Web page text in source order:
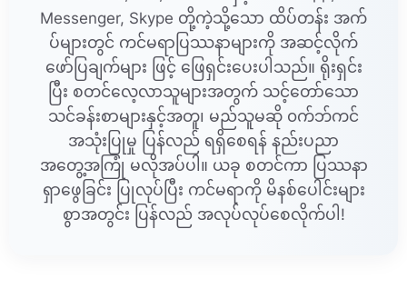
Messenger, Skype တို့ကဲ့သို့သော ထိပ်တန်း အက်
ပ်များတွင် ကင်မရာပြဿနာများကို အဆင့်လိုက်
ဖော်ပြချက်များ ဖြင့် ဖြေရှင်းပေးပါသည်။ ရိုးရှင်း
ပြီး စတင်လေ့လာသူများအတွက် သင့်တော်သော
သင်ခန်းစာများနှင့်အတူ၊ မည်သူမဆို ၀က်ဘ်ကင်
အသုံးပြုမှု ပြန်လည် ရရှိစေရန် နည်းပညာ
အတွေ့အကြုံ မလိုအပ်ပါ။ ယခု စတင်ကာ ပြဿနာ
ရှာဖွေခြင်း ပြုလုပ်ပြီး ကင်မရာကို မိနစ်ပေါင်းများ
စွာအတွင်း ပြန်လည် အလုပ်လုပ်စေလိုက်ပါ!